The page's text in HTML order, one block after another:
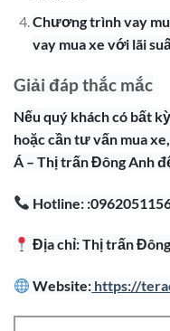
Chương trình vay
vay mua xe với lãi
Giải đáp thắc mắc
Nếu quý khách có bất
hoặc cần tư vấn mua
Á – Thị trấn Đông Anh
Hotline:
Địa chỉ: Thị trấn
Website: https://